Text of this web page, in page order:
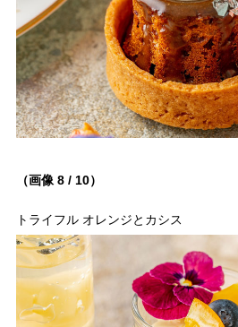
（画像 8 / 10）
トライフル オレンジとカシス